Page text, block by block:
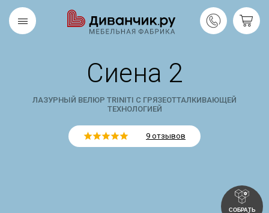
Сиена 2
ЛАЗУРНЫЙ ВЕЛЮР TRINITI С ГРЯЗЕОТТАЛКИВАЮЩЕЙ
ТЕХНОЛОГИЕЙ
9 отзывов
СОБРАТЬ
Скандинавская